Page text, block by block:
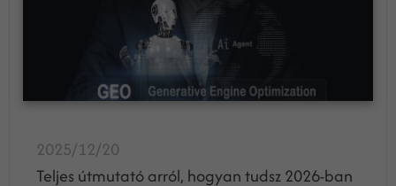
2025/12/20
Teljes útmutató arról, hogyan tudsz 2026-ban